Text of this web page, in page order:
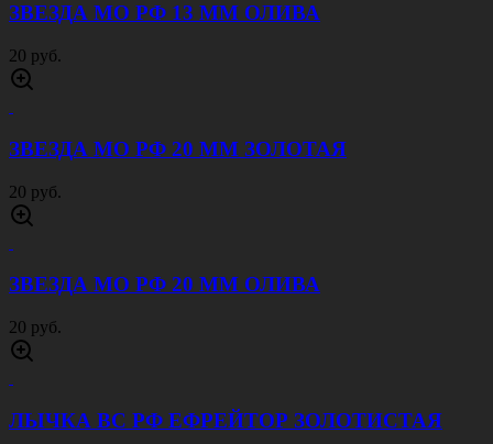
ЗВЕЗДА МО РФ 13 ММ ОЛИВА
20 руб.
ЗВЕЗДА МО РФ 20 ММ ЗОЛОТАЯ
20 руб.
ЗВЕЗДА МО РФ 20 ММ ОЛИВА
20 руб.
ЛЫЧКА ВС РФ ЕФРЕЙТОР ЗОЛОТИСТАЯ